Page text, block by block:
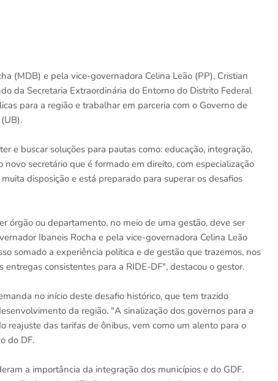
(MDB) e pela vice-governadora Celina Leão (PP), Cristian
da Secretaria Extraordinária do Entorno do Distrito Federal
para a região e trabalhar em parceria com o Governo de
e buscar soluções para pautas como: educação, integração,
secretário que é formado em direito, com especialização
disposição e está preparado para superar os desafios
órgão ou departamento, no meio de uma gestão, deve ser
Ibaneis Rocha e pela vice-governadora Celina Leão
somado a experiência política e de gestão que trazemos, nos
consistentes para a RIDE-DF", destacou o gestor.
no início deste desafio histórico, que tem trazido
da região. "A sinalização dos governos para a
reajuste das tarifas de ônibus, vem como um alento para o
do DF.
a importância da integração dos municípios e do GDF.